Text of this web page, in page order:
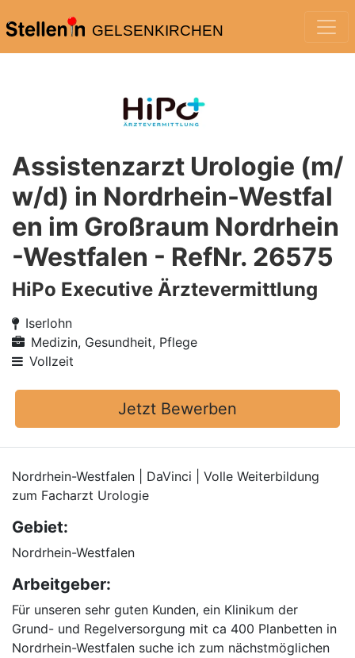
GELSENKIRCHEN
Assistenzarzt Urologie (m/
w/d) in Nordrhein-Westfal
en im Großraum Nordrhein
-Westfalen - RefNr. 26575
HiPo Executive Ärztevermittlung
Iserlohn
Medizin, Gesundheit, Pflege
Vollzeit
Jetzt Bewerben
Nordrhein-Westfalen | DaVinci | Volle Weiterbildung
zum Facharzt Urologie
Gebiet:
Nordrhein-Westfalen
Arbeitgeber:
Für unseren sehr guten Kunden, ein Klinikum der
Grund- und Regelversorgung mit ca 400 Planbetten in
Nordrhein-Westfalen suche ich zum nächstmöglichen